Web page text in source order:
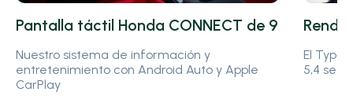
Pantalla táctil Honda CONNECT de 9
Nuestro sistema de información y
entretenimiento con Android Auto y Apple
CarPlay
El Type
5,4